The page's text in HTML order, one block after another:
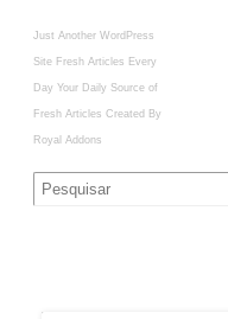
Just Another WordPress
Site Fresh Articles Every
Day Your Daily Source of
Fresh Articles Created By
Royal Addons